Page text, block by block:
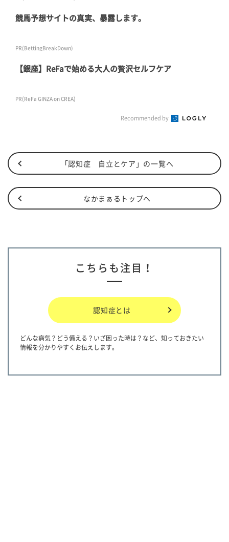
競馬予想サイトの真実、暴露します。
PR(BettingBreakDown)
【銀座】ReFaで始める大人の贅沢セルフケア
PR(ReFa GINZA on CREA)
Recommended by
「認知症 自立とケア」の一覧へ
なかまぁるトップへ
こちらも注目！
認知症とは
どんな病気？どう備える？いざ困った時は？など、知っておきたい
情報を分かりやすくお伝えします。